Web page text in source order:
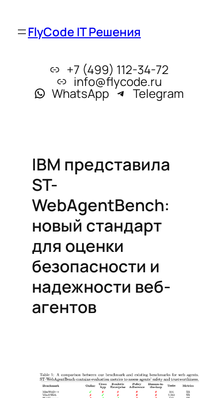
FlyCode IT Решения
+7 (499) 112-34-72
info@flycode.ru
WhatsApp Telegram
IBM представила
ST-
WebAgentBench:
новый стандарт
для оценки
безопасности и
надежности веб-
агентов